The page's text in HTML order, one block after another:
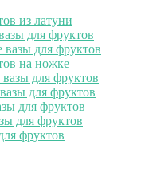
из латуни
для фруктов
вазы для фруктов
на ножке
для фруктов
для фруктов
для фруктов
для фруктов
фруктов